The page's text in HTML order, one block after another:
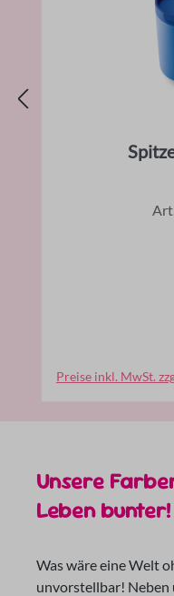
Preise inkl. MwSt.In
Unsere
Leben bunter!
Was wäre eine Welt
unvorstellbar! Neben